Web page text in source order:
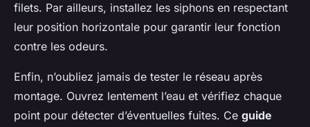
filets. Par ailleurs, installez les siphons en respectant
leur position horizontale pour garantir leur fonction
contre les odeurs.
Enfin, n’oubliez jamais de tester le réseau après
montage. Ouvrez lentement l’eau et vérifiez chaque
point pour détecter d’éventuelles fuites. Ce guide